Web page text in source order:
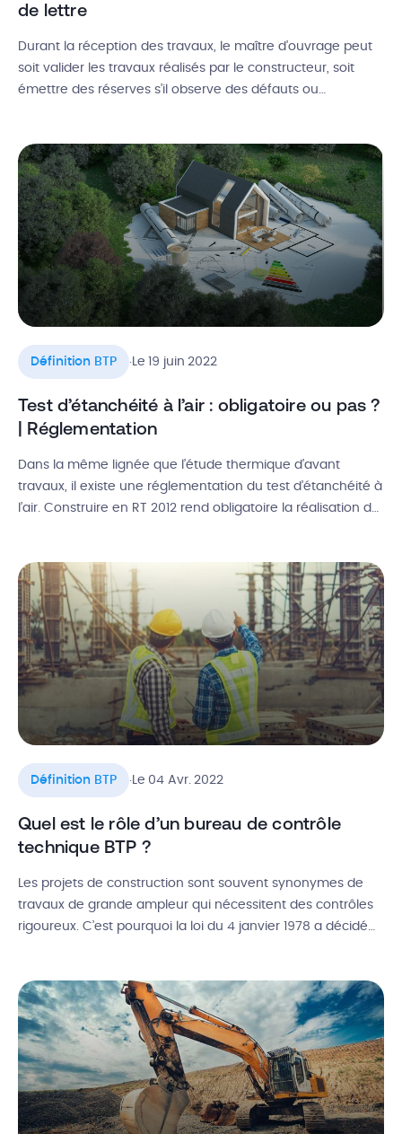
de lettre
Durant la réception des travaux, le maître d’ouvrage peut
soit valider les travaux réalisés par le constructeur, soit
émettre des réserves s’il observe des défauts ou
la levée de réserves avec le client. Vous souhaitez en
savoir davantage sur cette […]
Définition BTP .Le 19 juin 2022
Test d’étanchéité à l’air : obligatoire ou pas ?
| Réglementation
Dans la même lignée que l’étude thermique d’avant
travaux, il existe une réglementation du test d’étanchéité à
l’air. Construire en RT 2012 rend obligatoire la réalisation de
donc un facteur important à prendre en […]
Définition BTP .Le 04 Avr. 2022
Quel est le rôle d’un bureau de contrôle
technique BTP ?
Les projets de construction sont souvent synonymes de
travaux de grande ampleur qui nécessitent des contrôles
rigoureux. C’est pourquoi la loi du 4 janvier 1978 a décidé
conformité de l’ouvrage et la prévention des risques. Alors,
[…]